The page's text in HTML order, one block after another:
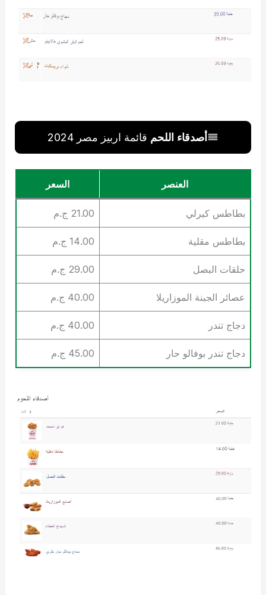
أصدقاء اللحم قائمة اربيز مصر 2024
العنصر السعر
بطاطس كيرلي 21.00 ج.م
بطاطس مقلية 14.00 ج.م
حلقات البصل 29.00 ج.م
عصائر الجبنة الموزاريلا 40.00 ج.م
دجاج تندر 40.00 ج.م
دجاج تندر بوفالو حار 45.00 ج.م